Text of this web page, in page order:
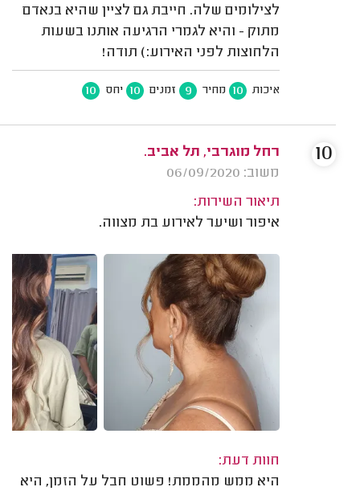
לצילומים שלה. חייבת גם לציין שהיא בנאדם
מתוק - והיא לגמרי הרגיעה אותנו בשעות
הלחוצות לפני האירוע:) תודה!
איכות 10 מחיר 9 זמנים 10 יחס 10
רחל מוגרבי, תל אביב.
משוב: 06/09/2020
תיאור השירות:
איפור ושיער לאירוע בת מצווה.
חוות דעת:
היא ממש מהממת! פשוט חבל על הזמן, היא
10